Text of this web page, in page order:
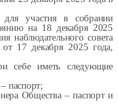
для участия в собрании
на 18 декабря 2025
наблюдательного совета
17 декабря 2025 года,
себе иметь следующие
паспорт;
Общества – паспорт и